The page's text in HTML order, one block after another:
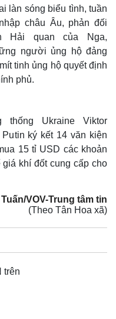
làn sóng biểu tình, tuần
châu Âu, phản đối
Hải quan của Nga,
người ủng hộ đảng
tinh ủng hộ quyết định
phủ.
thống Ukraine Viktor
ký kết 14 văn kiện
15 tỉ USD các khoản
khí đốt cung cấp cho
VOV-Trung tâm tin
(Theo Tân Hoa xã)
trên